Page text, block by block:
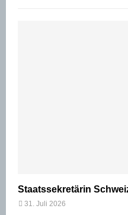
Staatssekretärin
31. Juli 2026